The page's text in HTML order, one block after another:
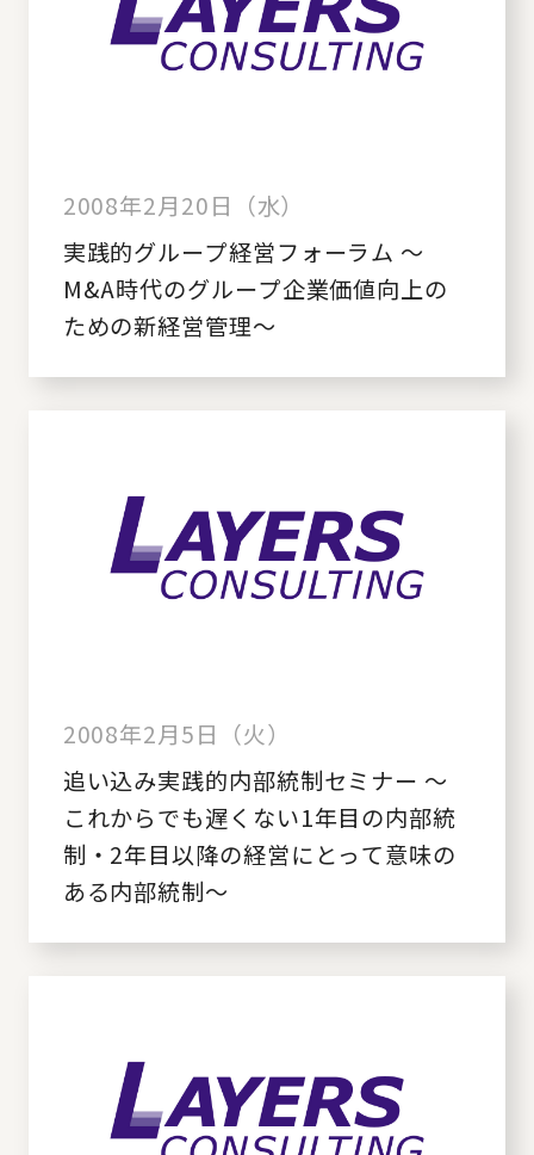
2008年2月20日（水）
実践的グループ経営フォーラム ～
M&A時代のグループ企業価値向上の
ための新経営管理～
2008年2月5日（火）
追い込み実践的内部統制セミナー ～
これからでも遅くない1年目の内部統
制・2年目以降の経営にとって意味の
ある内部統制～